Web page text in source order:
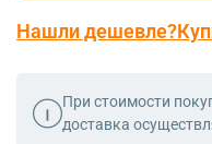
Нашли дешевле?
При стоимости
доставка